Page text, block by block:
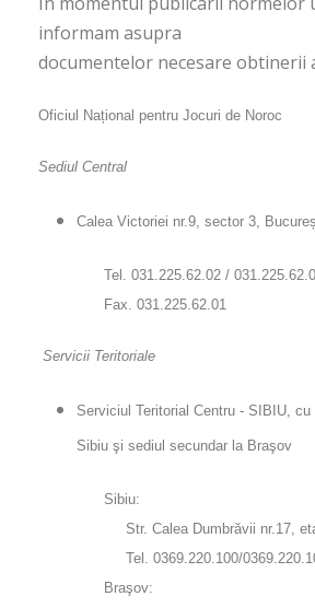
informam asupra
documentelor necesare obtinerii
Oficiul Național pentru Jocuri de Noroc
Sediul Central
Calea Victoriei nr.9, sector 3,
Tel. 031.225.62.02 /
Fax. 031.225.62.01
Servicii Teritoriale
Serviciul Teritorial Centru - SIBIU,
Sibiu şi sediul secundar la Braşov
Sibiu:
Str. Calea Dumbrăvii nr.17, etaj
Tel. 0369.220.100/
Braşov: